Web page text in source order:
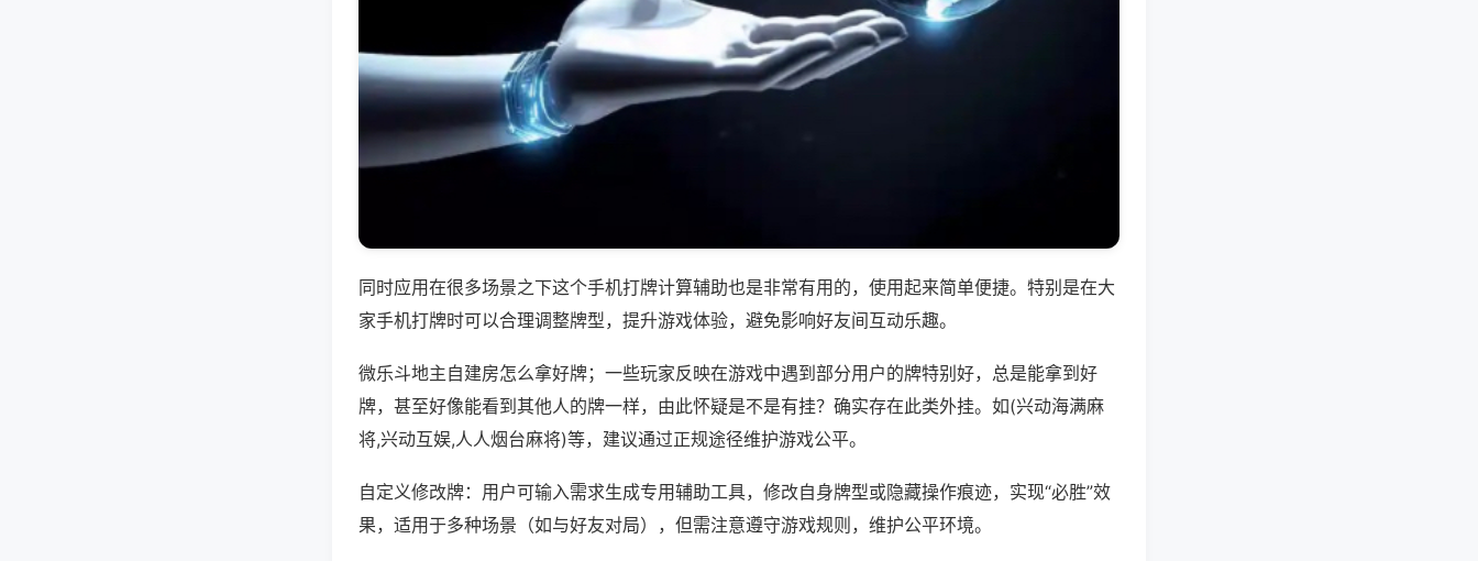
同时应用在很多场景之下这个手机打牌计算辅助也是非常有用的，使用起来简单便捷。特别是在大
家手机打牌时可以合理调整牌型，提升游戏体验，避免影响好友间互动乐趣。
微乐斗地主自建房怎么拿好牌；一些玩家反映在游戏中遇到部分用户的牌特别好，总是能拿到好
牌，甚至好像能看到其他人的牌一样，由此怀疑是不是有挂？确实存在此类外挂。如(兴动海满麻
将,兴动互娱,人人烟台麻将)等，建议通过正规途径维护游戏公平。
自定义修改牌：用户可输入需求生成专用辅助工具，修改自身牌型或隐藏操作痕迹，实现“必胜”效
果，适用于多种场景（如与好友对局），但需注意遵守游戏规则，维护公平环境。